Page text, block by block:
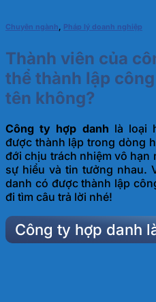
Chuyên ngành, Pháp lý doanh nghiệp
Thành viên của
thể thành lập
tên không?
Công ty hợp danh là loại
được thành lập trong dòng
đới chịu trách nhiệm vô hạn
sự hiểu và tin tưởng nhau.
danh có được thành lập
đi tìm câu trả lời nhé!
Công ty hợp danh